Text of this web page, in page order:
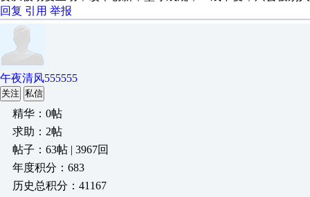
回复 引用 举报
午夜清风555555
关注 私信
精华：0帖
求助：2帖
帖子：63帖 | 3967回
年度积分：683
历史总积分：41167